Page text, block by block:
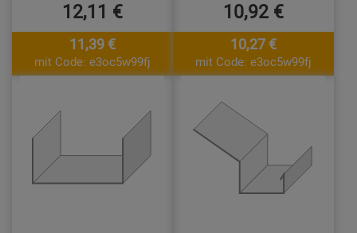
12,11 €
11,39 €
mit Code: e3oc5w99fj
10,92 €
10,27 €
mit Code: e3oc5w99fj